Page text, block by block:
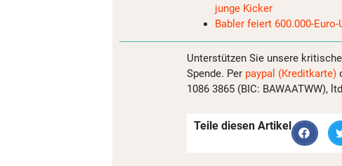
junge Kicker
Babler feiert 600.000-
Unterstützen Sie unsere
Spende. Per paypal (Kreditkarte)
1086 3865 (BIC: BAWAATWW),
Teile diesen Artikel